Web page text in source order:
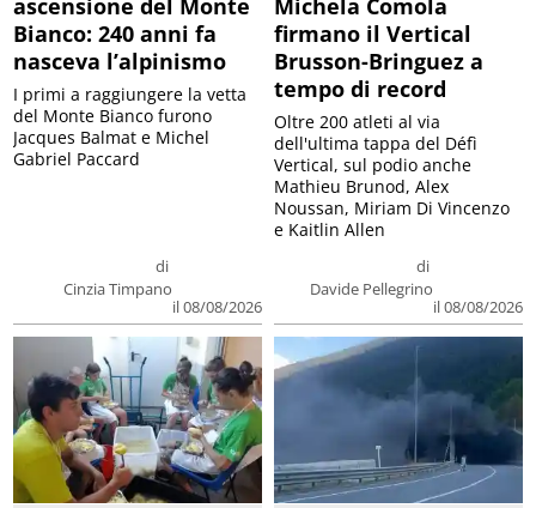
ascensione del Monte
Bianco: 240 anni fa
nasceva l’alpinismo
di
Cinzia Timpano
il 08/08/2026
I primi a raggiungere la vetta
del Monte Bianco furono
Jacques Balmat e Michel
Gabriel Paccard
Michela Comola
firmano il Vertical
Brusson-Bringuez a
tempo di record
di
Davide Pellegrino
il 08/08/2026
Oltre 200 atleti al via
dell'ultima tappa del Défì
Vertical, sul podio anche
Mathieu Brunod, Alex
Noussan, Miriam Di Vincenzo
e Kaitlin Allen